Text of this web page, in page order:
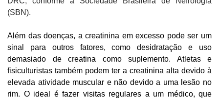
(SBN).
Além das doenças, a creatinina em excesso pode ser um
sinal para outros fatores, como desidratação e uso
demasiado de creatina como suplemento. Atletas e
fisiculturistas também podem ter a creatinina alta devido à
elevada atividade muscular e não devido a uma lesão no
rim. O ideal é fazer visitas regulares a um médico, que